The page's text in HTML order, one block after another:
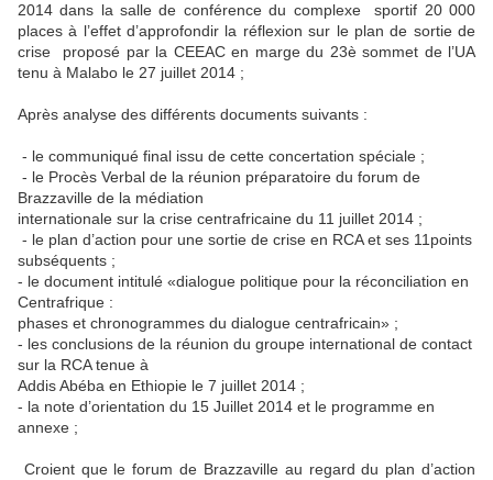
2014 dans la salle de conférence du complexe sportif 20 000
places à l’effet d’approfondir la réflexion sur le plan de sortie de
crise proposé par la CEEAC en marge du 23è sommet de l’UA
tenu à Malabo le 27 juillet 2014 ;
Après analyse des différents documents suivants :
- le communiqué final issu de cette concertation spéciale ;
- le Procès Verbal de la réunion préparatoire du forum de
Brazzaville de la médiation
internationale sur la crise centrafricaine du 11 juillet 2014 ;
- le plan d’action pour une sortie de crise en RCA et ses 11points
subséquents ;
- le document intitulé «dialogue politique pour la réconciliation en
Centrafrique :
phases et chronogrammes du dialogue centrafricain» ;
- les conclusions de la réunion du groupe international de contact
sur la RCA tenue à
Addis Abéba en Ethiopie le 7 juillet 2014 ;
- la note d’orientation du 15 Juillet 2014 et le programme en
annexe ;
Croient que le forum de Brazzaville au regard du plan d’action